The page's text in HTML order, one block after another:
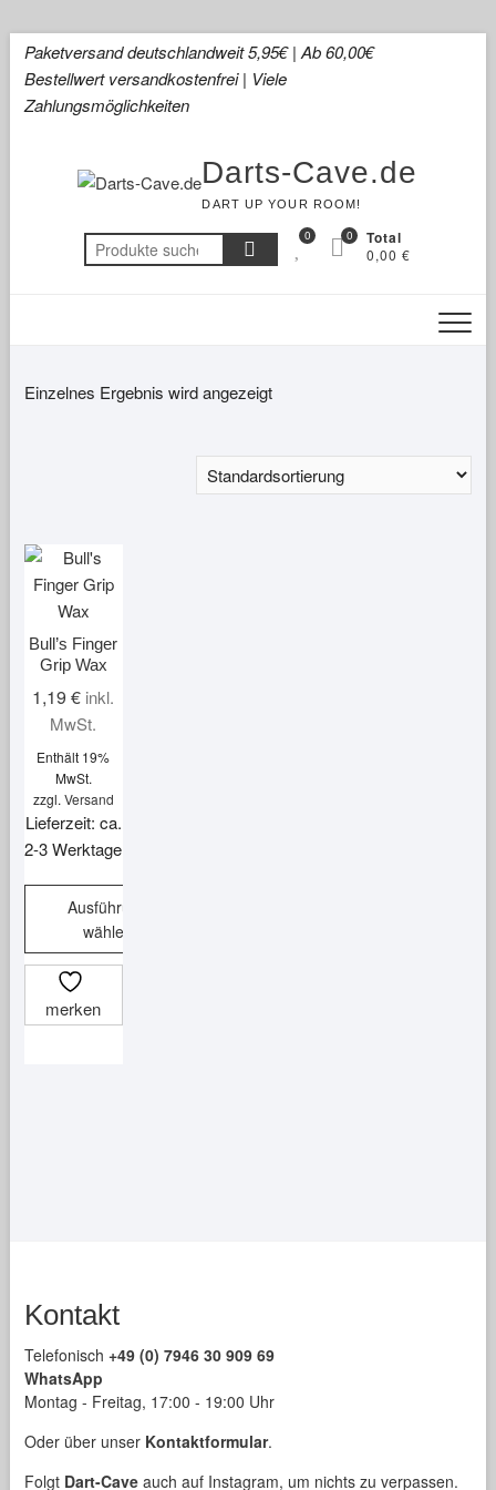
Skip
content
Paketversand deutschlandweit 5,95€ | Ab 60,00€
Bestellwert versandkostenfrei | Viele
Zahlungsmöglichkeiten
Darts-Cave.de
DART UP YOUR ROOM!
Suchen
nach:
0 Total
0,00 €
0
Einzelnes Ergebnis wird angezeigt
Bull’s Finger
Grip Wax
1,19€ inkl.
MwSt.
Enthält 19%
MwSt.
zzgl. Versand
Lieferzeit: ca.
2-3 Werktage
Ausführung
wählen
Dieses
Produkt
weist
werden
merken
Kontakt
Telefonisch +49 (0) 7946 30 909 69
WhatsApp
Montag - Freitag, 17:00 - 19:00 Uhr
Oder über unser Kontaktformular.
Folgt Dart-Caveauch auf Instagram, um nichts zu verpassen.